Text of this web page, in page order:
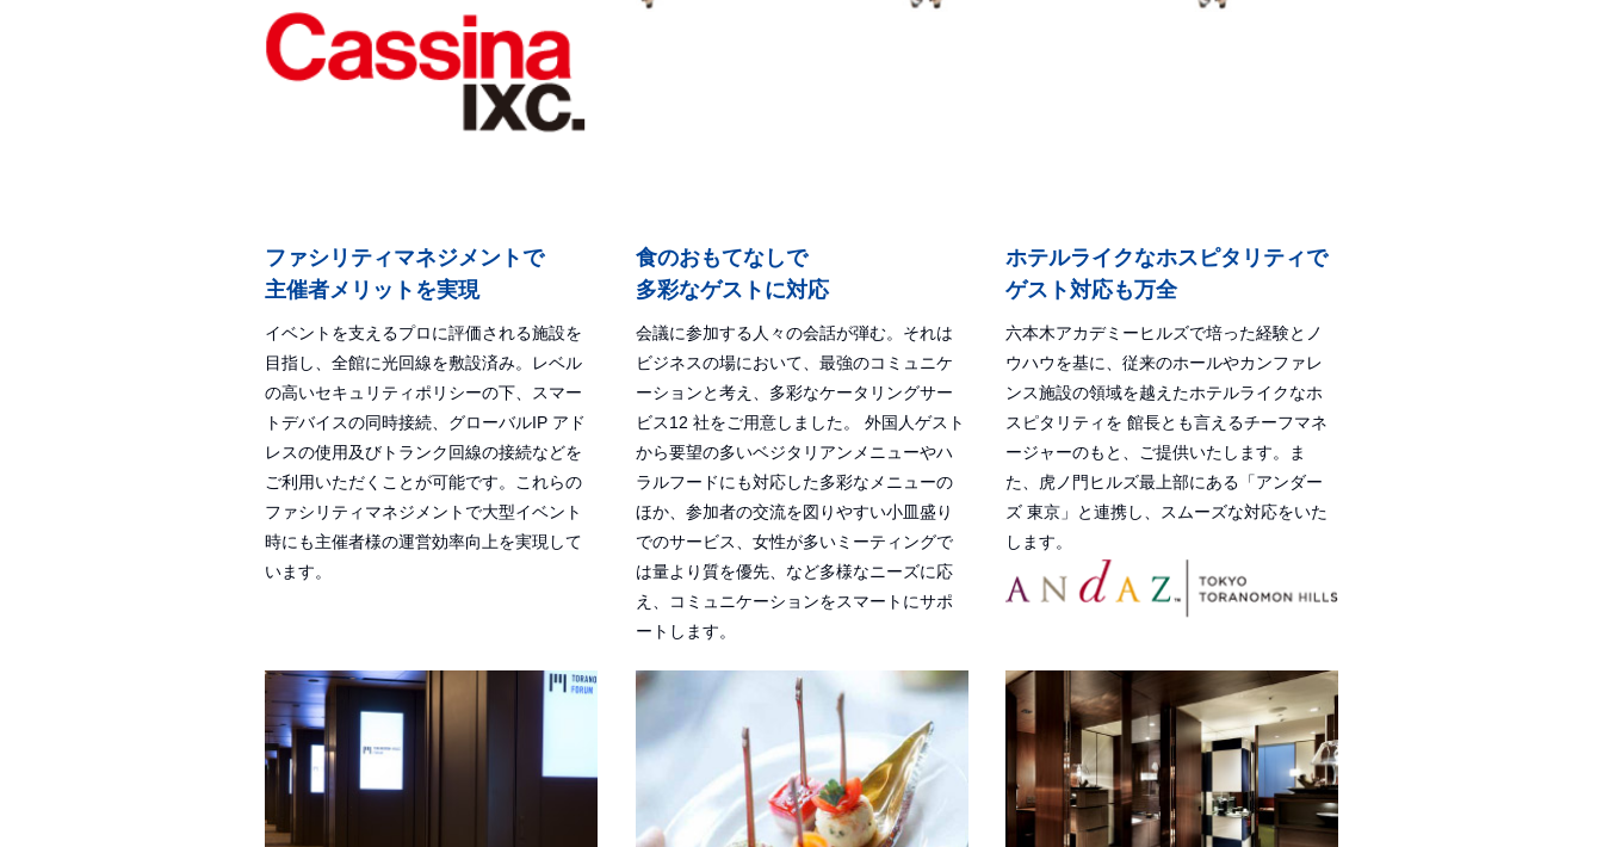
ファシリティマネジメントで
主催者メリットを実現
イベントを支えるプロに評価される施設を
目指し、全館に光回線を敷設済み。レベル
の高いセキュリティポリシーの下、スマー
トデバイスの同時接続、グローバルIP アド
レスの使用及びトランク回線の接続などを
ご利用いただくことが可能です。これらの
ファシリティマネジメントで大型イベント
時にも主催者様の運営効率向上を実現して
います。
食のおもてなしで
多彩なゲストに対応
会議に参加する人々の会話が弾む。それは
ビジネスの場において、最強のコミュニケ
ーションと考え、多彩なケータリングサー
ビス12 社をご用意しました。 外国人ゲスト
から要望の多いベジタリアンメニューやハ
ラルフードにも対応した多彩なメニューの
ほか、参加者の交流を図りやすい小皿盛り
でのサービス、女性が多いミーティングで
は量より質を優先、など多様なニーズに応
え、コミュニケーションをスマートにサポ
ートします。
ホテルライクなホスピタリティで
ゲスト対応も万全
六本木アカデミーヒルズで培った経験とノ
ウハウを基に、従来のホールやカンファレ
ンス施設の領域を越えたホテルライクなホ
スピタリティを 館長とも言えるチーフマネ
ージャーのもと、ご提供いたします。ま
た、虎ノ門ヒルズ最上部にある「アンダー
ズ 東京」と連携し、スムーズな対応をいた
します。